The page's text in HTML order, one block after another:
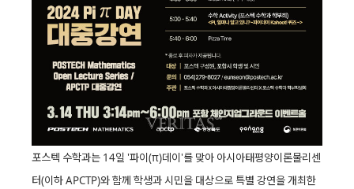
포스텍 수학과는 14일 '파이(π)데이'를 맞아 아시아태평양이론물리센
터(이하 APCTP)와 함께 학생과 시민을 대상으로 특별 강연을 개최한